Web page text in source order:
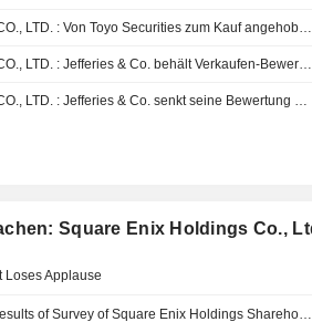
Square Enix Holdings Co.,
Loses Applause